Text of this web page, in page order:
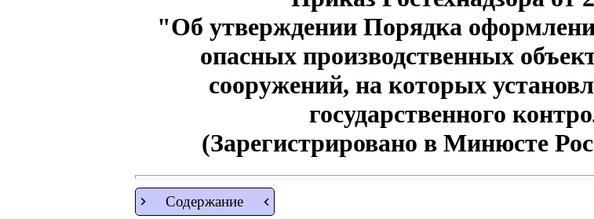
"Об утверждении Порядка
опасных производственных
сооружений, на которых
государственного
(Зарегистрировано в Минюсте
Содержание